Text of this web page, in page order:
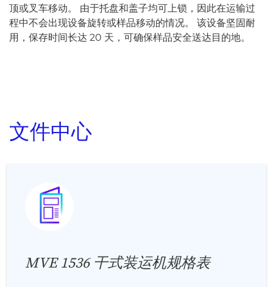
顶或叉车移动。 由于托盘和盖子均可上锁，因此在运输过
程中不会出现设备旋转或样品移动的情况。 该设备坚固耐
用，保存时间长达 20 天，可确保样品安全送达目的地。
文件中心
MVE 1536 干式装运机规格表